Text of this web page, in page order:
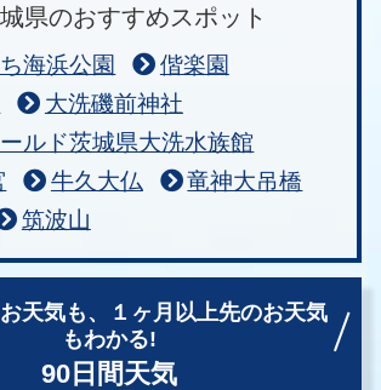
県のおすすめスポット
海浜公園
偕楽園
大洗磯前神社
ルド茨城県大洗水族館
牛久大仏
竜神大吊橋
筑波山
天気も、
１ヶ月以上先のお天気
もわかる!
90日間天気